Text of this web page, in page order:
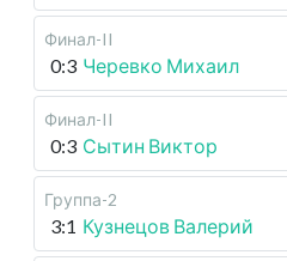
Финал-II
0:3 Черевко Михаил
Финал-II
0:3 Сытин Виктор
Группа-2
3:1 Кузнецов Валерий